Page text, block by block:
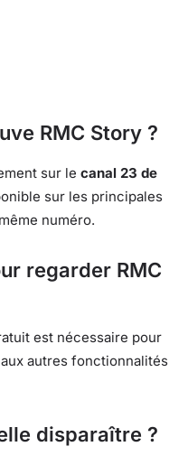
RMC Story ?
sur le canal 23 de
sur les principales
numéro.
regarder RMC
est nécessaire pour
autres fonctionnalités
disparaître ?